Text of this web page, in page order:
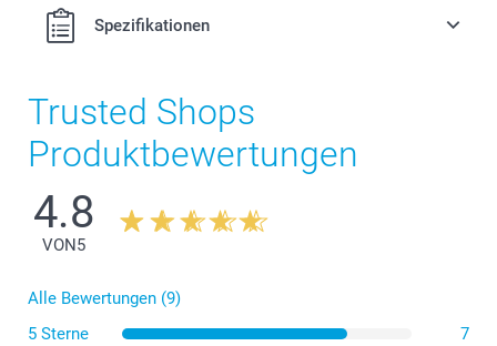
Spezifikationen
Trusted Shops
Produktbewertungen
4.8
VON5
Alle Bewertungen (9)
5 Sterne
7